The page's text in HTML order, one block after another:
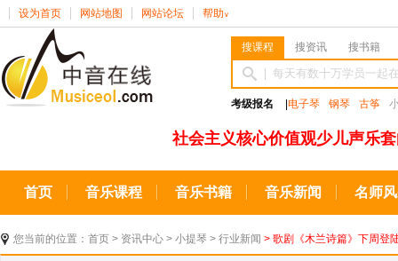
设为首页 网站地图 网站论坛 帮助 ∨
搜课程 搜资讯 搜书籍
考级报名 电子琴 钢琴 古筝
社会主义核心价值观少儿声乐
首页 音乐课程 音乐书籍 音乐新闻 名师
您当前的位置： 首页 > 资讯中心 > 小提琴 > 行业新闻 > 歌剧《木兰诗篇》下周登